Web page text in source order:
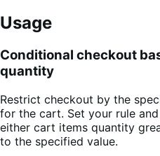
Usage
Conditional checkout
quantity
Restrict checkout by the
for the cart. Set your rule
either cart items quantity
to the specified value.